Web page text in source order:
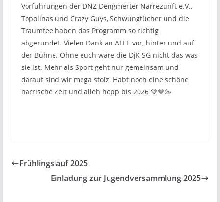
Vorführungen der DNZ Dengmerter Narrezunft e.V.,
Topolinas und Crazy Guys, Schwungtücher und die
Traumfee haben das Programm so richtig
abgerundet. Vielen Dank an ALLE vor, hinter und auf
der Bühne. Ohne euch wäre die DjK SG nicht das was
sie ist. Mehr als Sport geht nur gemeinsam und
darauf sind wir mega stolz! Habt noch eine schöne
närrische Zeit und alleh hopp bis 2026 💚🧡🥳
Frühlingslauf 2025
Einladung zur Jugendversammlung 2025